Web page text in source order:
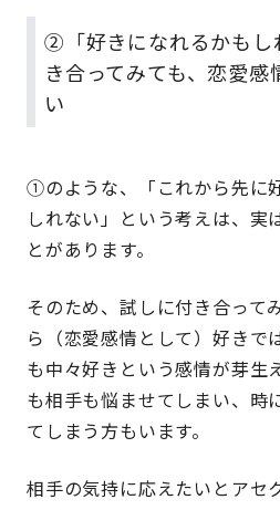
②「好きになれるかもし
き合ってみても、恋愛
い
①のような、「これから先に
しれない」という考えは、実
とがあります。
そのため、試しに付き合って
ら（恋愛感情として）好きで
も中々好きという感情が芽生
も相手も悩ませてしまい、時
てしまう方もいます。
相手の気持に応えたいとアセ